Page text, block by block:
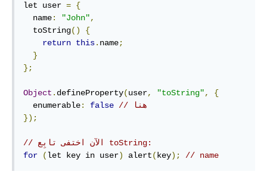
let user = {
  name
: "John",
  toString
()
{
return this. name;
}
};
Object . defineProperty(user, "toString",
{
  enumerable
: false
// هنا
});
// الآن اختفى تابِع toString:
for
(let key in user) alert(key); // name